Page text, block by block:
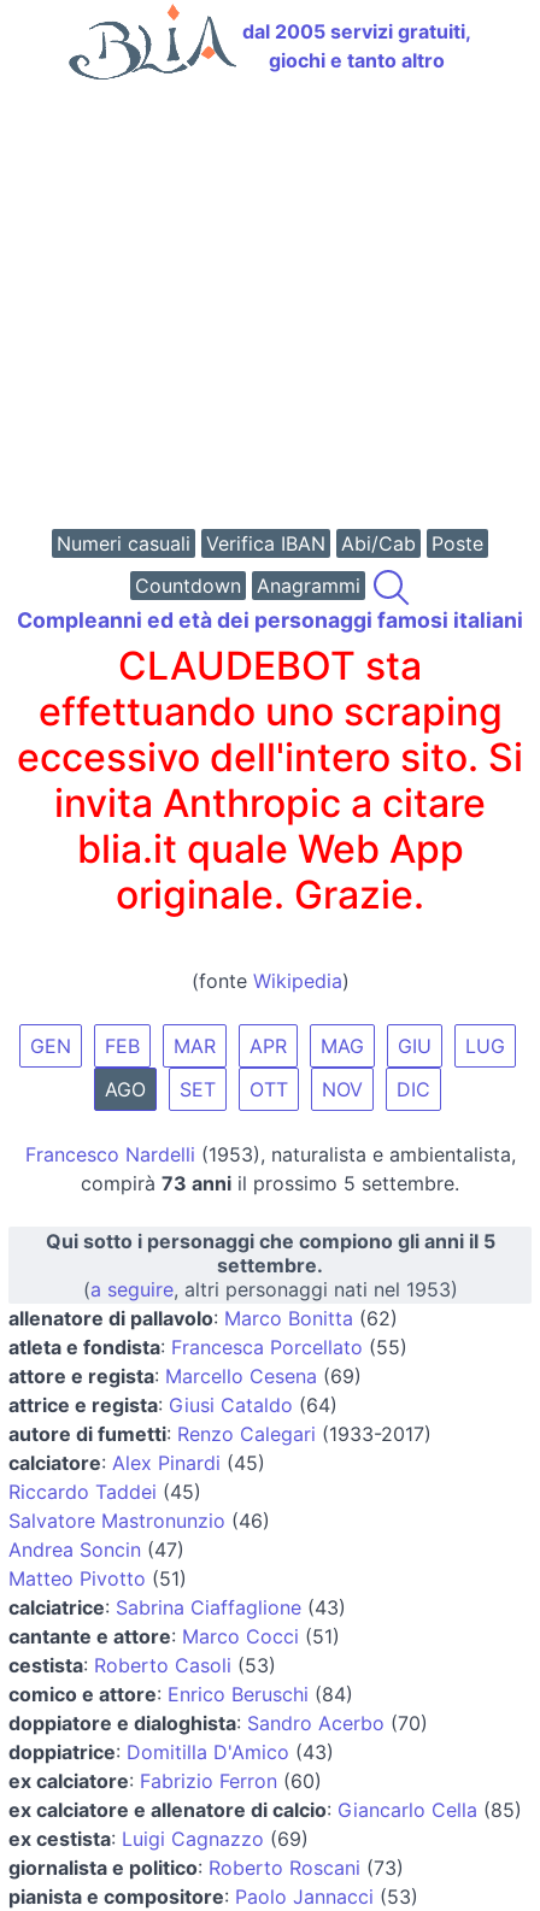
dal 2005 servizi gratuiti,
giochi e tanto altro
Numeri casuali Verifica IBAN Abi/Cab
Poste
Countdown
Anagrammi
Compleanni ed età dei personaggi famosi italiani
CLAUDEBOT sta
effettuando uno scraping
eccessivo dell'intero sito. Si
invita Anthropic a citare
blia.it quale Web App
originale. Grazie.
(fonte Wikipedia)
GEN FEB MAR APR MAG GIU
LUG
AGO
SET OTT NOV DIC
Francesco Nardelli (1953), naturalista e ambientalista,
compirà 73 anni il prossimo 5 settembre.
Qui sotto i personaggi che compiono gli anni il 5
settembre.
(a seguire, altri personaggi nati nel 1953)
allenatore di pallavolo: Marco Bonitta (62)
atleta e fondista: Francesca Porcellato (55)
attore e regista: Marcello Cesena (69)
attrice e regista: Giusi Cataldo (64)
autore di fumetti: Renzo Calegari (1933-2017)
calciatore: Alex Pinardi (45)
Riccardo Taddei (45)
Salvatore Mastronunzio (46)
Andrea Soncin (47)
Matteo Pivotto (51)
calciatrice: Sabrina Ciaffaglione (43)
cantante e attore: Marco Cocci (51)
cestista: Roberto Casoli (53)
comico e attore: Enrico Beruschi (84)
doppiatore e dialoghista: Sandro Acerbo (70)
doppiatrice: Domitilla D'Amico (43)
ex calciatore: Fabrizio Ferron (60)
ex calciatore e allenatore di calcio: Giancarlo Cella (85)
ex cestista: Luigi Cagnazzo (69)
giornalista e politico: Roberto Roscani (73)
pianista e compositore: Paolo Jannacci (53)